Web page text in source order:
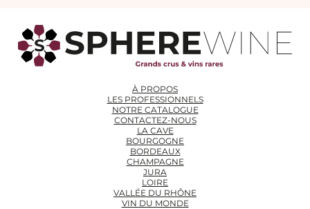
À PROPOS
LES PROFESSIONNELS
NOTRE CATALOGUE
CONTACTEZ-NOUS
LA CAVE
BOURGOGNE
BORDEAUX
CHAMPAGNE
JURA
LOIRE
VALLÉE DU RHÔNE
VIN DU MONDE